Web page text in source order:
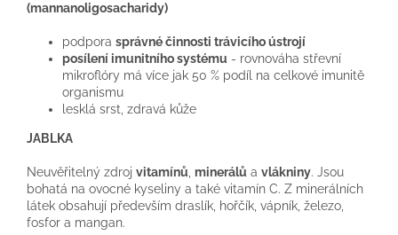
(mannanoligosacharidy)
podpora správné činnosti trávicího ústrojí
posílení imunitního systému - rovnováha střevní
mikroflóry má více jak 50 % podíl na celkové imunitě
organismu
lesklá srst, zdravá kůže
JABLKA
Neuvěřitelný zdroj vitamínů, minerálů a vlákniny. Jsou
bohatá na ovocné kyseliny a také vitamín C. Z minerálních
látek obsahují především draslík, hořčík, vápník, železo,
fosfor a mangan.